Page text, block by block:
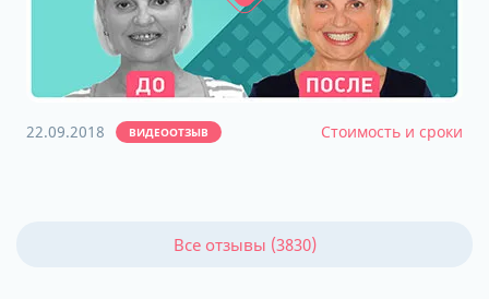
22.09.2018 ВИДЕООТЗЫВ Стоимость и сроки
Все отзывы (3830)